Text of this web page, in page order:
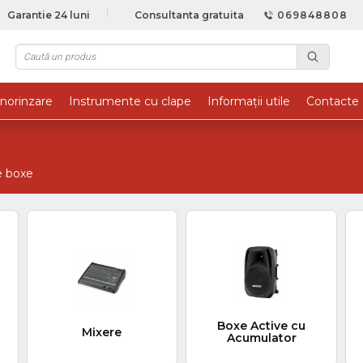
Garantie 24 luni Consultanta gratuita 069848808
Instrumente cu clape Informații utile Contacte
boxe
Boxe Active cu
Acumulator
Amplificatoare
Audio Comerciale